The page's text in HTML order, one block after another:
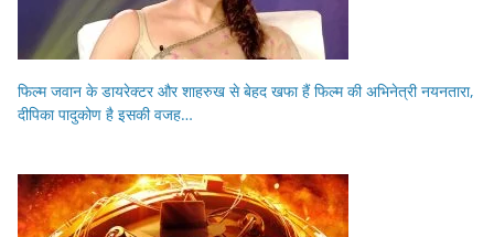
फिल्म जवान के डायरेक्टर और शाहरुख से बेहद खफा हैं फिल्म की अभिनेत्री नयनतारा,
दीपिका पादुकोण है इसकी वजह…